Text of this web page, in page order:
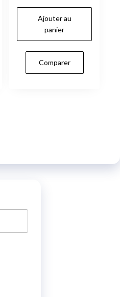
Ajouter au
panier
Comparer